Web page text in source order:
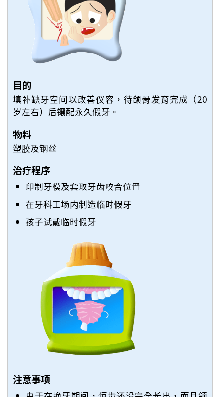
目的
填补缺牙空间以改善仪容，待颌骨发育完成（20
岁左右）后镶配永久假牙。
物料
塑胶及钢丝
治疗程序
印制牙模及套取牙齿咬合位置
在牙科工场内制造临时假牙
孩子试戴临时假牙
注意事项